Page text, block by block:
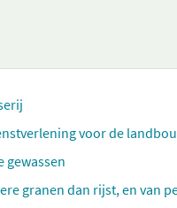
voor de
gewassen
granen dan rijst, en van